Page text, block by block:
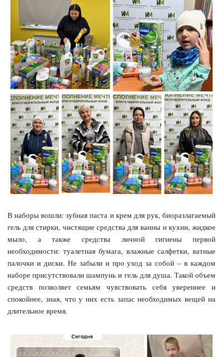
В наборы вошли: зубная паста и крем для рук, биоразлагаемый
гель для стирки, чистящие средства для ванны и кухни, жидкое
мыло, а также средства личной гигиены первой
необходимости: туалетная бумага, влажные салфетки, ватные
палочки и диски. Не забыли и про уход за собой – в каждом
наборе присутствовали шампунь и гель для душа. Такой объем
средств позволяет семьям чувствовать себя увереннее и
спокойнее, зная, что у них есть запас необходимых вещей на
длительное время.